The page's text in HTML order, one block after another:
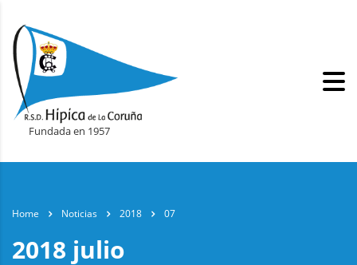
Fundada en 1957
Home Noticias 2018 07
2018 julio